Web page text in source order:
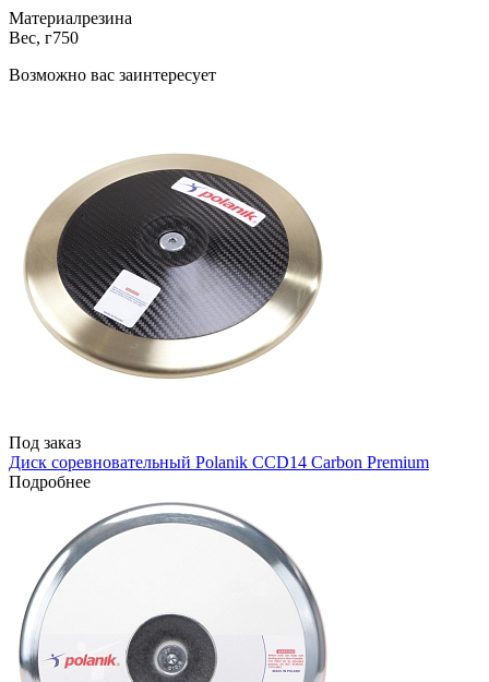
Материалрезина
Вес, г750
Возможно вас заинтересует
Под заказ
Диск соревновательный Polanik CCD14 Carbon Premium
Подробнее